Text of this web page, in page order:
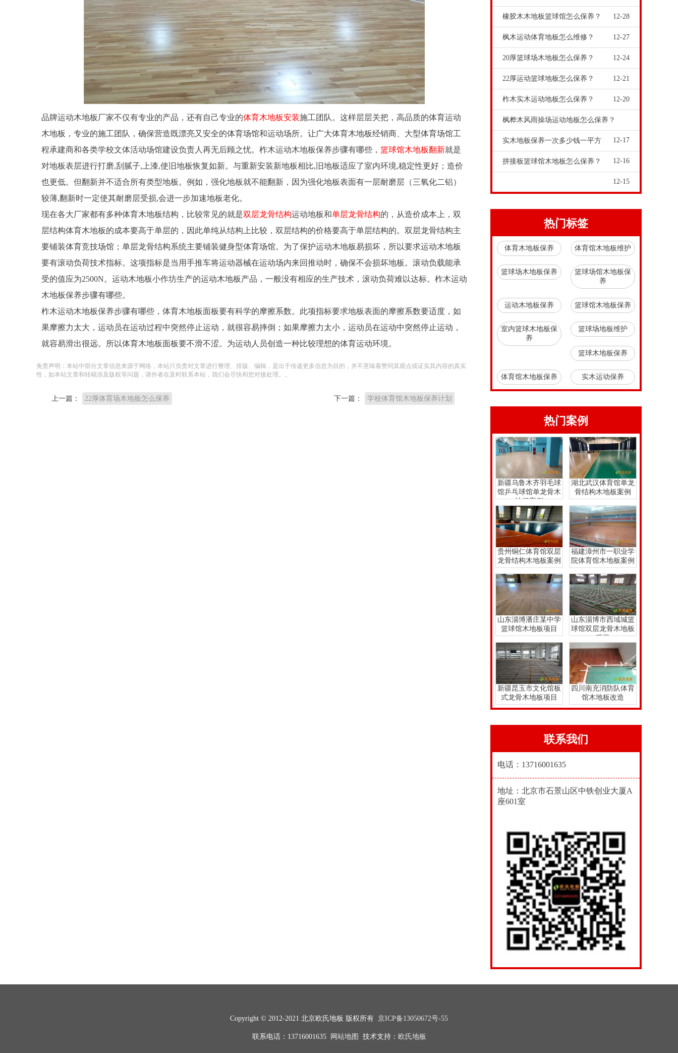
品牌运动木地板厂家不仅有专业的产品，还有自己专业的体育木地板安装施工团队。这样层层关把，高品质的体育运动
木地板，专业的施工团队，确保营造既漂亮又安全的体育场馆和运动场所。让广大体育木地板经销商、大型体育场馆工
程承建商和各类学校文体活动场馆建设负责人再无后顾之忧。柞木运动木地板保养步骤有哪些， 篮球馆木地板翻新就是
对地板表层进行打磨,刮腻子,上漆,使旧地板恢复如新。与重新安装新地板相比,旧地板适应了室内环境,稳定性更好；造价
也更低。但翻新并不适合所有类型地板。例如，强化地板就不能翻新，因为强化地板表面有一层耐磨层（三氧化二铝）
较薄,翻新时一定使其耐磨层受损,会进一步加速地板老化。
现在各大厂家都有多种体育木地板结构，比较常见的就是双层龙骨结构运动地板和单层龙骨结构的，从造价成本上，双
层结构体育木地板的成本要高于单层的，因此单纯从结构上比较，双层结构的价格要高于单层结构的。双层龙骨结构主
要铺装体育竞技场馆；单层龙骨结构系统主要铺装健身型体育场馆。为了保护运动木地板易损坏，所以要求运动木地板
要有滚动负荷技术指标。这项指标是当用手推车将运动器械在运动场内来回推动时，确保不会损坏地板。滚动负载能承
受的值应为2500N。运动木地板小作坊生产的运动木地板产品，一般没有相应的生产技术，滚动负荷难以达标。柞木运动
木地板保养步骤有哪些。
柞木运动木地板保养步骤有哪些，体育木地板面板要有科学的摩擦系数。此项指标要求地板表面的摩擦系数要适度，如
果摩擦力太大，运动员在运动过程中突然停止运动，就很容易摔倒；如果摩擦力太小，运动员在运动中突然停止运动，
就容易滑出很远。所以体育木地板面板要不滑不涩。为运动人员创造一种比较理想的体育运动环境。
免责声明：本站中部分文章信息来源于网络，本站只负责对文章进行整理、排版、编辑，是出于传递更多信息为目的，并不意味着赞同其观点或证实其内容的真实
性，如本站文章和转稿涉及版权等问题，请作者在及时联系本站，我们会尽快和您对接处理。。
上一篇： 22厚体育场木地板怎么保养 下一篇： 学校体育馆木地板保养计划
橡胶木木地板篮球馆怎么保养？ 12-28
枫木运动体育地板怎么维修？ 12-27
20厚篮球场木地板怎么保养？ 12-24
22厚运动篮球地板怎么保养？ 12-21
柞木实木运动地板怎么保养？ 12-20
枫桦木风雨操场运动地板怎么保养？
12-17
实木地板保养一次多少钱一平方
12-16
拼接板篮球馆木地板怎么保养？
12-15
热门标签
体育木地板保养 体育馆木地板维护
篮球场木地板保养
篮球场馆木地板保
养
运动木地板保养 篮球馆木地板保养
室内篮球木地板保
养
篮球场地板维护
篮球木地板保养
体育馆木地板保养 实木运动保养
热门案例
新疆乌鲁木齐羽毛球
馆乒乓球馆单龙骨木
地板案例
湖北武汉体育馆单龙
骨结构木地板案例
贵州铜仁体育馆双层
龙骨结构木地板案例
福建漳州市一职业学
院体育馆木地板案例
山东淄博潘庄某中学
篮球馆木地板项目
山东淄博市西域城篮
球馆双层龙骨木地板
项目
新疆昆玉市文化馆板
式龙骨木地板项目
四川南充消防队体育
馆木地板改造
联系我们
电话：13716001635
地址：北京市石景山区中铁创业大厦A
座601室
Copyright © 2012-2021 北京欧氏地板 版权所有 京ICP备13050672号-55
联系电话：13716001635 网站地图 技术支持： 欧氏地板